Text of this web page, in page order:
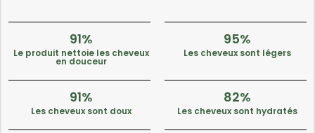
91%
Le produit nettoie les cheveux
en douceur
95%
Les cheveux sont légers
91%
Les cheveux sont doux
82%
Les cheveux sont hydratés